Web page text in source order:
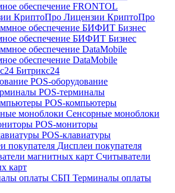
обеспечение FRONTOL
Лицензии КриптоПро
обеспечение БИФИТ Бизнес
обеспечение DataMobile
Битрикс24
POS-оборудование
POS-терминалы
POS-компьютеры
Сенсорные моноблоки
POS-мониторы
POS-клавиатуры
Дисплеи покупателя
Считыватели
карт
Терминалы оплаты